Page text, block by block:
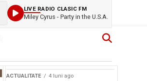
LIVE RADIO CLASIC FM
Miley Cyrus - Party in the U.S.A.
ACTUALITATE 4 luni ago